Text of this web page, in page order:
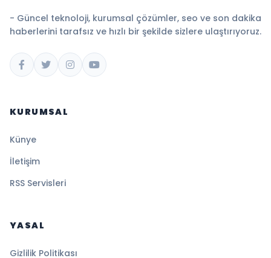
- Güncel teknoloji, kurumsal çözümler, seo ve son dakika
haberlerini tarafsız ve hızlı bir şekilde sizlere ulaştırıyoruz.
KURUMSAL
Künye
İletişim
RSS Servisleri
YASAL
Gizlilik Politikası